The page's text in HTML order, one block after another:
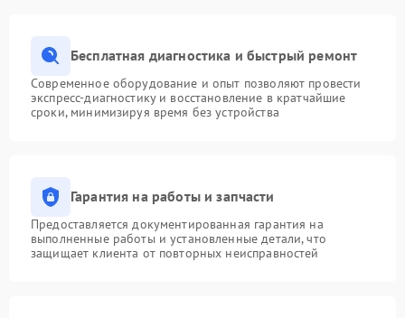
Бесплатная диагностика и быстрый ремонт
Современное оборудование и опыт позволяют провести
экспресс-диагностику и восстановление в кратчайшие
сроки, минимизируя время без устройства
Гарантия на работы и запчасти
Предоставляется документированная гарантия на
выполненные работы и установленные детали, что
защищает клиента от повторных неисправностей